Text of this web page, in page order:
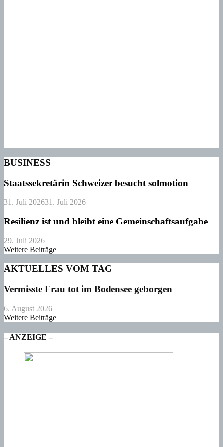
BUSINESS
Staatssekretärin Schweizer besucht solmotion
31. Juli 202631. Juli 2026
Resilienz ist und bleibt eine Gemeinschaftsaufgabe
29. Juli 2026
Weitere Beiträge
AKTUELLES VOM TAG
Vermisste Frau tot im Bodensee geborgen
6. August 2026
Weitere Beiträge
– ANZEIGE –